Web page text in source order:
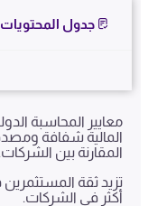
معايير المحاسبة
المالية شفافة
المقارنة بين الشركات.
تزيد ثقة المستثمرين
أكثر في الشركات.
جدول المحتويات